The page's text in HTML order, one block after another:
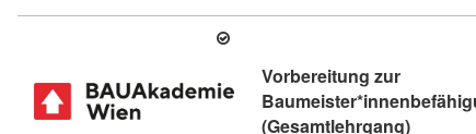
Vorbereitung zur
(Gesamtlehrgang)